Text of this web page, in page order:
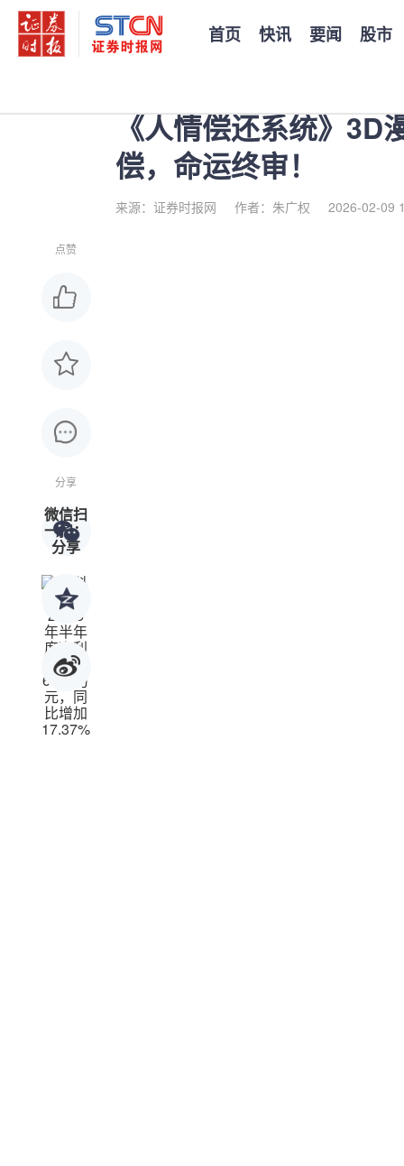
首页 快讯 要闻 股市
《人情偿还系统》3D
偿，命运终审！
来源：证券时报网 作者：朱广权 2026-02-09
点赞
分享
微信扫
一扫：
分享